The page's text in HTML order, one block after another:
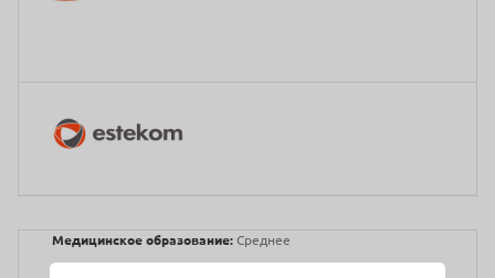
Медицинское образование: Среднее
Преподаватели:Никуличева Анастасия Юрьевна